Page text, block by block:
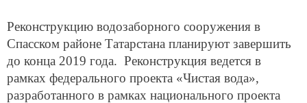
Реконструкцию водозаборного сооружения в
Спасском районе Татарстана планируют завершить
до конца 2019 года. Реконструкция ведется в
рамках федерального проекта «Чистая вода»,
разработанного в рамках национального проекта